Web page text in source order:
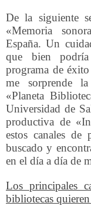
De la siguiente
«Memoria
España. Un
que bien
programa de
me sorprende
«Planeta
Universidad de
productiva de
estos canales de
buscado y
en el día a día de
Los principales
bibliotecas